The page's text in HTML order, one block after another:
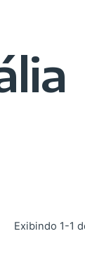
Exibindo 1-1